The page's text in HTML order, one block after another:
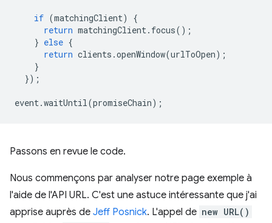
if (matchingClient)
{
return matchingClient. focus();
} else {
return clients .openWindow(urlToOpen);
}
});
event.waitUntil(promiseChain);
Passons en revue le code.
Nous commençons par analyser notre page exemple à
l'aide de l'API URL. C'est une astuce intéressante que j'ai
apprise auprès de Jeff Posnick. L'appel de new URL()